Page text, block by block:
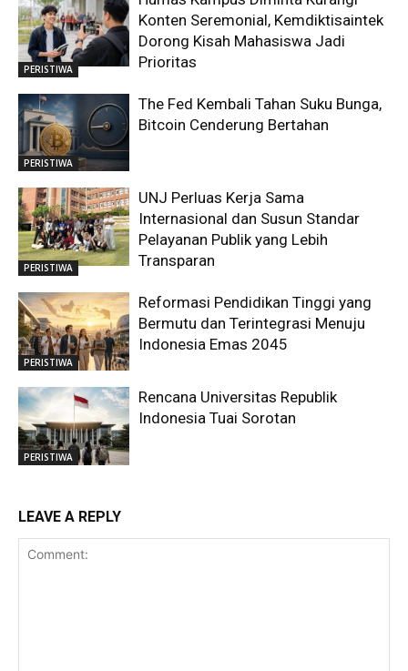
PERISTIWA
Konten Seremonial, Kemdiktisaintek
Dorong Kisah Mahasiswa Jadi
Prioritas
PERISTIWA
The Fed Kembali Tahan Suku Bunga,
Bitcoin Cenderung Bertahan
PERISTIWA
UNJ Perluas Kerja Sama
Internasional dan Susun Standar
Pelayanan Publik yang Lebih
Transparan
PERISTIWA
Reformasi Pendidikan Tinggi yang
Bermutu dan Terintegrasi Menuju
Indonesia Emas 2045
PERISTIWA
Rencana Universitas Republik
Indonesia Tuai Sorotan
LEAVE A REPLY